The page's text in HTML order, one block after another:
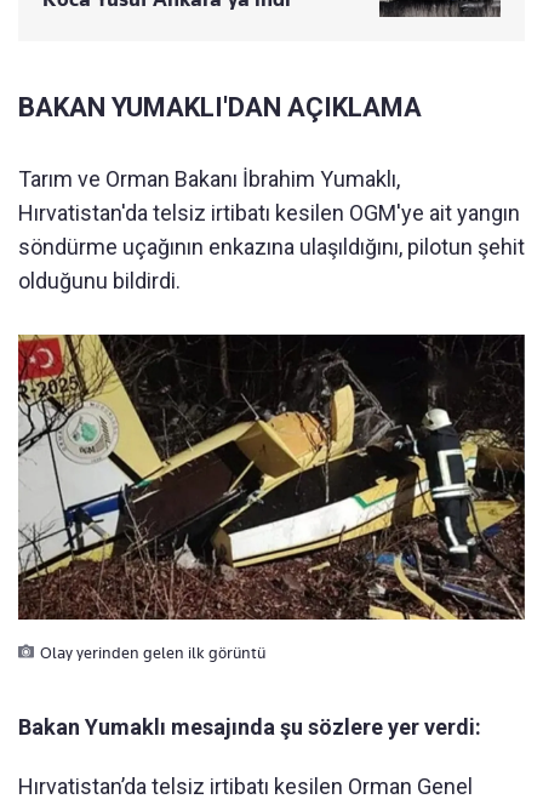
BAKAN YUMAKLI'DAN AÇIKLAMA
Tarım ve Orman Bakanı İbrahim Yumaklı,
Hırvatistan'da telsiz irtibatı kesilen OGM'ye ait yangın
söndürme uçağının enkazına ulaşıldığını, pilotun şehit
olduğunu bildirdi.
Olay yerinden gelen ilk görüntü
Bakan Yumaklı mesajında şu sözlere yer verdi:
Hırvatistan’da telsiz irtibatı kesilen Orman Genel